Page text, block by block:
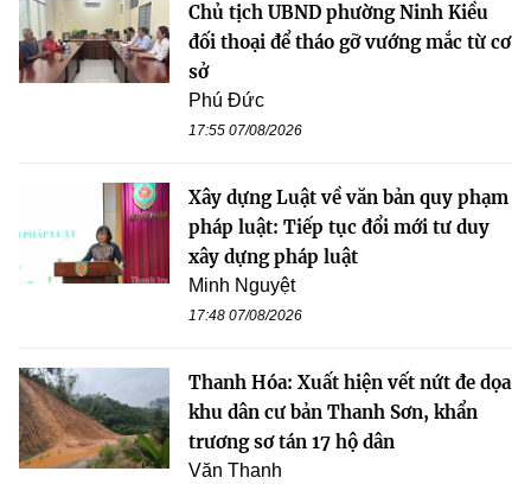
Chủ tịch UBND phường Ninh Kiều
đối thoại để tháo gỡ vướng mắc từ cơ
sở
Phú Đức
17:55 07/08/2026
Xây dựng Luật về văn bản quy phạm
pháp luật: Tiếp tục đổi mới tư duy
xây dựng pháp luật
Minh Nguyệt
17:48 07/08/2026
Thanh Hóa: Xuất hiện vết nứt đe dọa
khu dân cư bản Thanh Sơn, khẩn
trương sơ tán 17 hộ dân
Văn Thanh